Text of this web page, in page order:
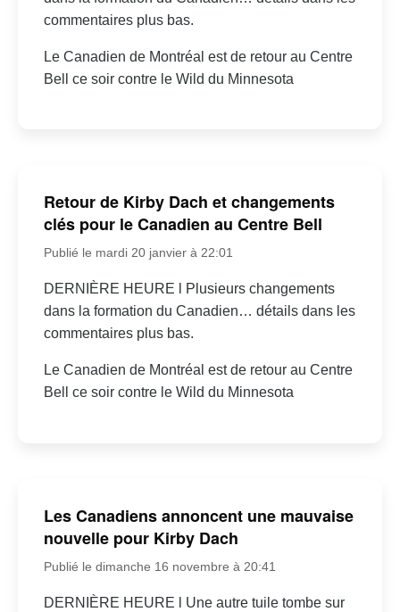
commentaires plus bas.
Le Canadien de Montréal est de retour au Centre
Bell ce soir contre le Wild du Minnesota
Retour de Kirby Dach et changements
clés pour le Canadien au Centre Bell
Publié le mardi 20 janvier à 22:01
DERNIÈRE HEURE l Plusieurs changements
dans la formation du Canadien… détails dans les
commentaires plus bas.
Le Canadien de Montréal est de retour au Centre
Bell ce soir contre le Wild du Minnesota
Les Canadiens annoncent une mauvaise
nouvelle pour Kirby Dach
Publié le dimanche 16 novembre à 20:41
DERNIÈRE HEURE l Une autre tuile tombe sur